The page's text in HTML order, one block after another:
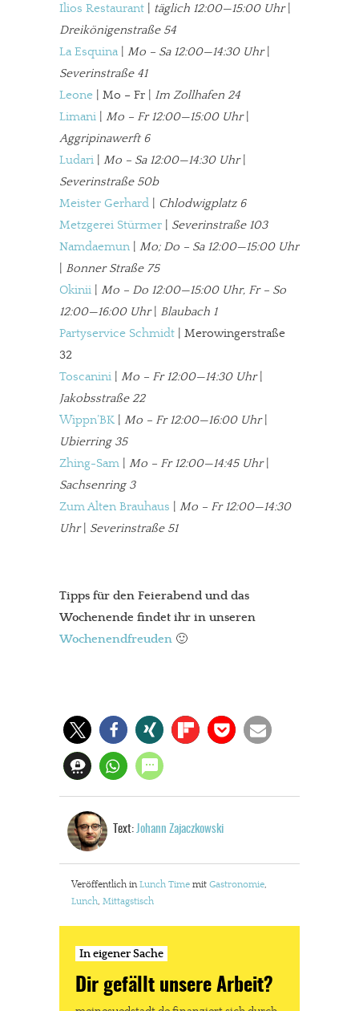
In eigener Sache
Dir gefällt unsere Arbeit?
meinesuedstadt.de finanziert sich durch Partnerprofile und
Werbung. Beide Einnahmequellen sind in den letzten Monaten
stark zurückgegangen.
Solltest Du unsere unabhängige Berichterstattung schätzen,
kannst Du uns mit einer kleinen Spende unterstützen.
JETZT SPENDEN
Ilios Restaurant
täglich 12:00—15:00 Uhr|
Dreikönigenstraße 54
La Esquina| Mo – Sa 12:00—14:30 Uhr|
Severinstraße 41
Leone | Mo – Fr | Im Zollhafen 24
Limani
Mo – Fr 12:00—15:00 Uhr|
Aggripinawerft 6
Ludari
Mo – Sa 12:00—14:30 Uhr|
Severinstraße 50b
Meister Gerhard
Chlodwigplatz 6
Metzgerei Stürmer
Severinstraße 103
Namdaemun
Mo; Do – Sa 12:00—15:00 Uhr
Bonner Straße 75
Okinii
Mo – Do 12:00—15:00 Uhr, Fr – So
12:00—16:00 Uhr| Blaubach 1
Partyservice Schmidt | Merowingerstraße
32
Toscanini
Mo – Fr 12:00—14:30 Uhr|
Jakobsstraße 22
Wippn’BK
Mo – Fr 12:00—16:00 Uhr|
Ubierring 35
Zhing-Sam
Mo – Fr 12:00—14:45 Uhr|
Sachsenring 3
Zum Alten Brauhaus
Mo – Fr 12:00—14:30
Uhr| Severinstraße 51
Tipps für den Feierabend und das
Wochenende findet ihr in unseren
Wochenendfreuden 🙂
Text: Johann Zajaczkowski
Veröffentlich in Lunch Time mit Gastronomie,
Lunch, Mittagstisch
In eigener Sache
Dir gefällt unsere Arbeit?